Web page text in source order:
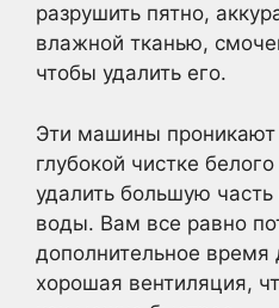
разрушить пятно,
влажной тканью,
чтобы удалить его.
Эти машины проникают
глубокой чистке
удалить большую часть
воды. Вам все равно
дополнительное
хорошая вентиляция,